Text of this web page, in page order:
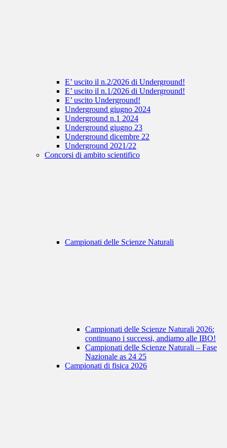
E’ uscito il n.2/2026 di Underground!
E’ uscito il n.1/2026 di Underground!
E’ uscito Underground!
Underground giugno 2024
Underground n.1 2024
Underground giugno 23
Underground dicembre 22
Underground 2021/22
Concorsi di ambito scientifico
Campionati delle Scienze Naturali
Campionati delle Scienze Naturali 2026:
continuano i successi, andiamo alle IBO!
Campionati delle Scienze Naturali – Fase
Nazionale as 24 25
Campionati di fisica 2026